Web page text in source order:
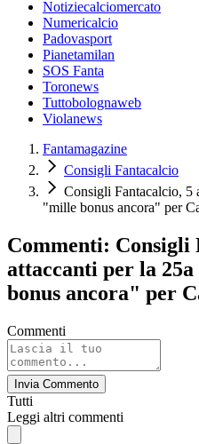
Notiziecalciomercato
Numericalcio
Padovasport
Pianetamilan
SOS Fanta
Toronews
Tuttobolognaweb
Violanews
Fantamagazine
Consigli Fantacalcio
Consigli Fantacalcio, 5
"mille bonus ancora" per
Commenti: Consigli
attaccanti per la
bonus ancora" per
Commenti
Invia Commento
Tutti
Leggi altri commenti